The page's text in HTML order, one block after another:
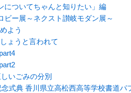
についてちゃんと知りたい」編
ビー展～ネクスト讃岐モダン展～
よう
ょうと言われて
いごみの分別
式典 香川県立高松西高等学校書道パ